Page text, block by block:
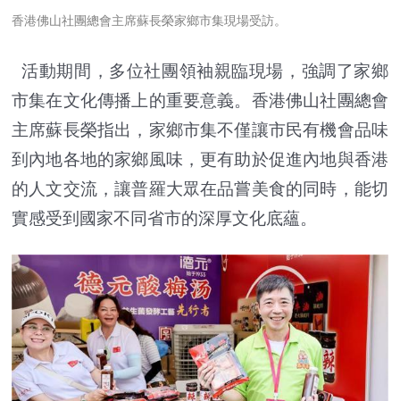
香港佛山社團總會主席蘇長榮家鄉市集現場受訪。
活動期間，多位社團領袖親臨現場，強調了家鄉
市集在文化傳播上的重要意義。香港佛山社團總會
主席蘇長榮指出，家鄉市集不僅讓市民有機會品味
到內地各地的家鄉風味，更有助於促進內地與香港
的人文交流，讓普羅大眾在品嘗美食的同時，能切
實感受到國家不同省市的深厚文化底蘊。